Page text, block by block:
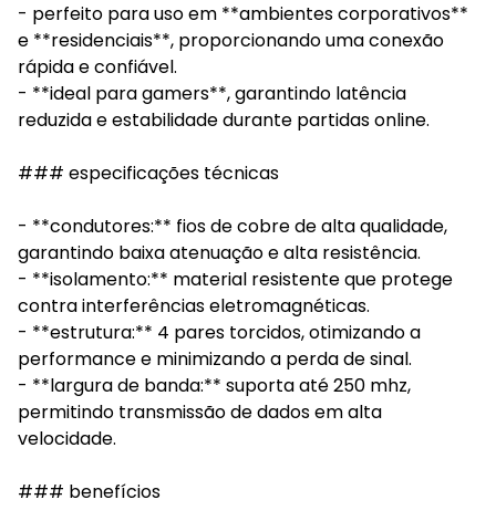
- perfeito para uso em **ambientes corporativos**
e **residenciais**, proporcionando uma conexão
rápida e confiável.
- **ideal para gamers**, garantindo latência
reduzida e estabilidade durante partidas online.
### especificações técnicas
- **condutores:** fios de cobre de alta qualidade,
garantindo baixa atenuação e alta resistência.
- **isolamento:** material resistente que protege
contra interferências eletromagnéticas.
- **estrutura:** 4 pares torcidos, otimizando a
performance e minimizando a perda de sinal.
- **largura de banda:** suporta até 250 mhz,
permitindo transmissão de dados em alta
velocidade.
### benefícios